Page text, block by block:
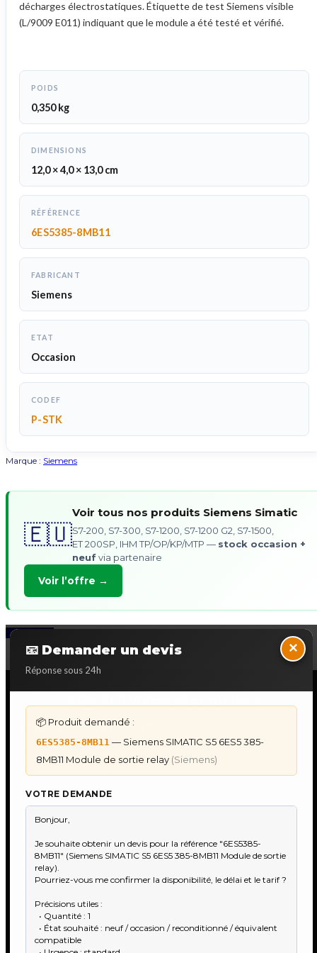
décharges électrostatiques. Étiquette de test Siemens visible
(L/9009 E011) indiquant que le module a été testé et vérifié.
POIDS
0,350 kg
DIMENSIONS
12,0 × 4,0 × 13,0 cm
RÉFÉRENCE
6ES5385-8MB11
FABRICANT
Siemens
ETAT
Occasion
CODEF
P-STK
Marque : Siemens
🇪🇺
Voir tous nos produits Siemens Simatic
S7-200, S7-300, S7-1200, S7-1200 G2, S7-1500,
ET 200SP, IHM TP/OP/KP/MTP — stock occasion +
neufvia partenaire
Voir l’offre →
📧 Demander un devis
Réponse sous 24h
×
📦 Produit demandé :
6ES5385-8MB11 — Siemens SIMATIC S5 6ES5 385-
8MB11 Module de sortie relay (Siemens)
VOTRE DEMANDE
Back to Top
DÉPANNAGE AUTOMATES
Dépannage Schneider Modicon
Dépannage Mitsubishi Melsec
Dépannage ABB AC500
IHM & PUPITRES
IHM Lauer PCS — Récupération Programme
Maintenance Automatisme Industriel
Recherche & Sourcing piéce rare
Toulouse & Sud-Ouest